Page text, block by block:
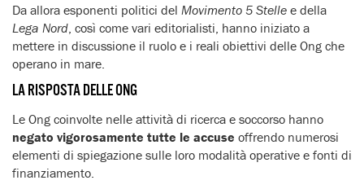
Da allora esponenti politici del Movimento 5 Stelle e della
Lega Nord , così come vari editorialisti, hanno iniziato a
mettere in discussione il ruolo e i reali obiettivi delle Ong che
operano in mare.
LA RISPOSTA DELLE ONG
Le Ong coinvolte nelle attività di ricerca e soccorso hanno
negato vigorosamente tutte le accuse offrendo numerosi
elementi di spiegazione sulle loro modalità operative e fonti di
finanziamento.